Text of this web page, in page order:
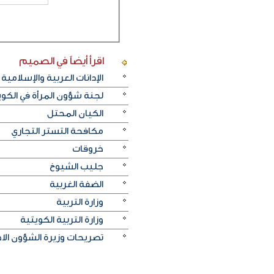
اقرأ أيضاً في الصميم
الإدانات العربية والإسلامية
لجنة شؤون المرأة في
الكيان المحتل
مكافحة التستر التجاري
خروقات
جليب الشيوخ
الضفة الغربية
وزارة التربية
وزارة التربية الكويتية
تصريحات وزيرة الشؤون